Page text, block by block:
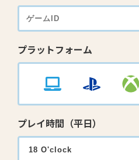
プラットフォーム
プレイ時間（平日）